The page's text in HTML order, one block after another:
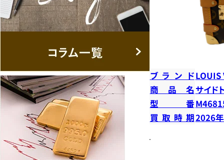
ブランドLOUIS
商品名 サイド
型番
買取時期2026